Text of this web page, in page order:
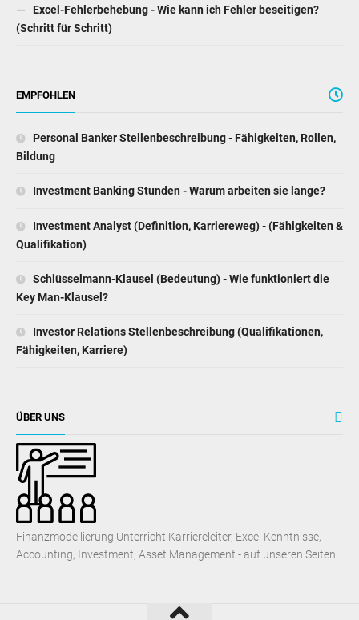
Excel-Fehlerbehebung - Wie kann ich Fehler beseitigen?
(Schritt für Schritt)
EMPFOHLEN
Personal Banker Stellenbeschreibung - Fähigkeiten, Rollen,
Bildung
Investment Banking Stunden - Warum arbeiten sie lange?
Investment Analyst (Definition, Karriereweg) - (Fähigkeiten &
Qualifikation)
Schlüsselmann-Klausel (Bedeutung) - Wie funktioniert die
Key Man-Klausel?
Investor Relations Stellenbeschreibung (Qualifikationen,
Fähigkeiten, Karriere)
ÜBER UNS
Finanzmodellierung Unterricht Karriereleiter, Excel Kenntnisse,
Accounting, Investment, Asset Management - auf unseren Seiten